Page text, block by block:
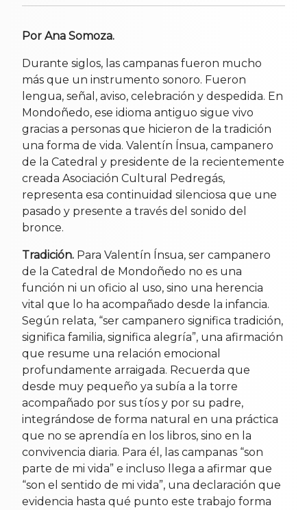
Por Ana Somoza.
Durante siglos, las campanas fueron mucho
más que un instrumento sonoro. Fueron
lengua, señal, aviso, celebración y despedida. En
Mondoñedo, ese idioma antiguo sigue vivo
gracias a personas que hicieron de la tradición
una forma de vida. Valentín Ínsua, campanero
de la Catedral y presidente de la recientemente
creada Asociación Cultural Pedregás,
representa esa continuidad silenciosa que une
pasado y presente a través del sonido del
bronce.
Tradición. Para Valentín Ínsua, ser campanero
de la Catedral de Mondoñedo no es una
función ni un oficio al uso, sino una herencia
vital que lo ha acompañado desde la infancia.
Según relata, “ser campanero significa tradición,
significa familia, significa alegría”, una afirmación
que resume una relación emocional
profundamente arraigada. Recuerda que
desde muy pequeño ya subía a la torre
acompañado por sus tíos y por su padre,
integrándose de forma natural en una práctica
que no se aprendía en los libros, sino en la
convivencia diaria. Para él, las campanas “son
parte de mi vida” e incluso llega a afirmar que
“son el sentido de mi vida”, una declaración que
evidencia hasta qué punto este trabajo forma